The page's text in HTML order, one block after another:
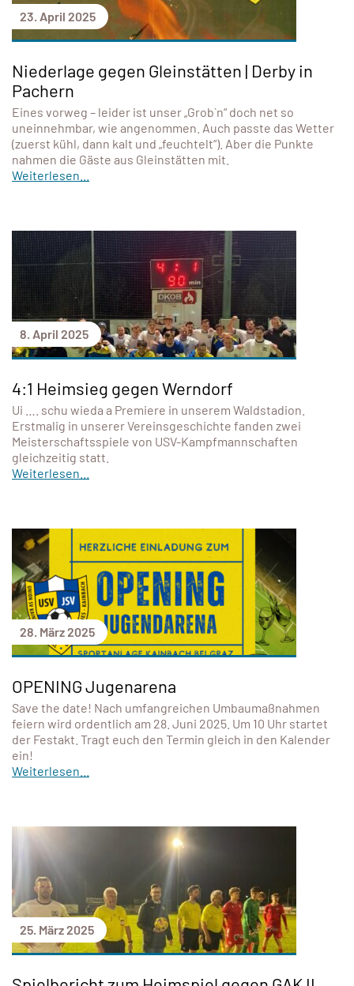
23. April 2025
Niederlage gegen Gleinstätten | Derby in
Pachern
Eines vorweg – leider ist unser „Grob`n“ doch net so
uneinnehmbar, wie angenommen. Auch passte das Wetter
(zuerst kühl, dann kalt und „feuchtelt“). Aber die Punkte
nahmen die Gäste aus Gleinstätten mit.
Weiterlesen...
8. April 2025
4:1 Heimsieg gegen Werndorf
Ui …. schu wieda a Premiere in unserem Waldstadion.
Erstmalig in unserer Vereinsgeschichte fanden zwei
Meisterschaftsspiele von USV-Kampfmannschaften
gleichzeitig statt.
Weiterlesen...
28. März 2025
OPENING Jugenarena
Save the date! Nach umfangreichen Umbaumaßnahmen
feiern wird ordentlich am 28. Juni 2025. Um 10 Uhr startet
der Festakt. Tragt euch den Termin gleich in den Kalender
ein!
Weiterlesen...
25. März 2025